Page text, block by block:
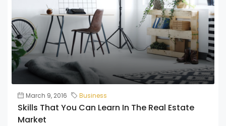
March 9, 2016 Business
Skills That You Can Learn In The Real Estate
Market